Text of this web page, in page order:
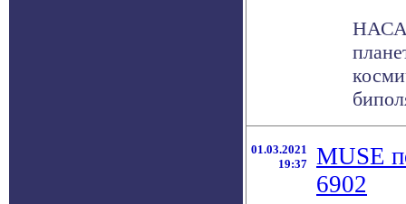
НАСА
01.03.2021
19:37
MUSE
6902